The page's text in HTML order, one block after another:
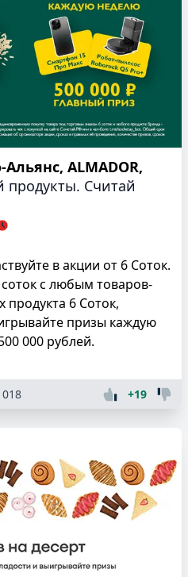
ALMADOR,
продукты. Считай
в акции от 6 Соток.
с любым товаров-
6 Соток,
призы каждую
000 рублей.
018 +19